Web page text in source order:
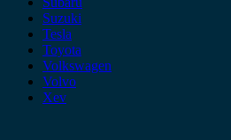
Suzuki
Tesla
Toyota
Volkswagen
Volvo
Xev